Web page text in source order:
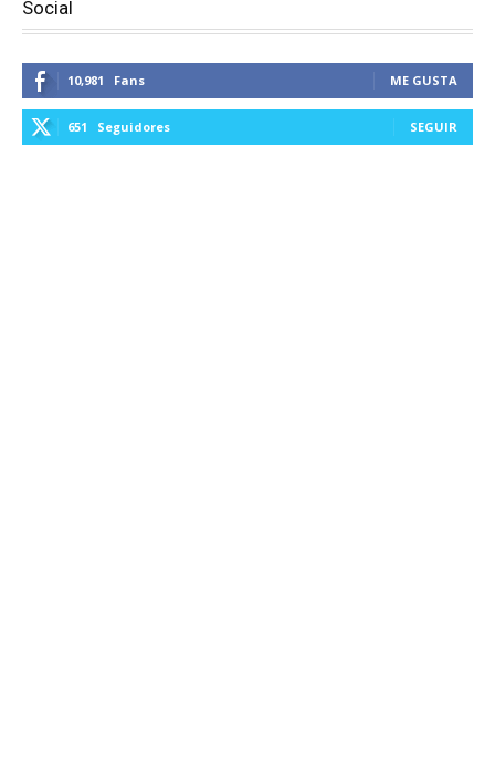
Social
10,981 Fans ME GUSTA
651 Seguidores SEGUIR